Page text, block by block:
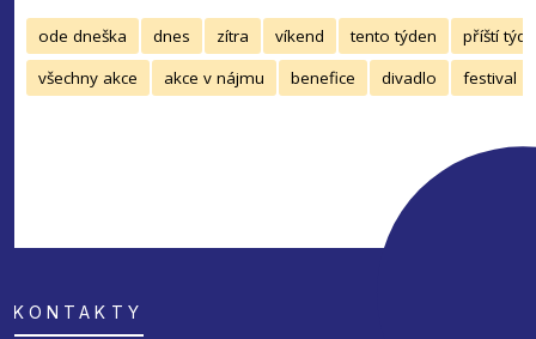
ode dneška dnes zítra víkend tento týden
příští
všechny akce
akce v nájmu benefice divadlo festival
KONTAKTY